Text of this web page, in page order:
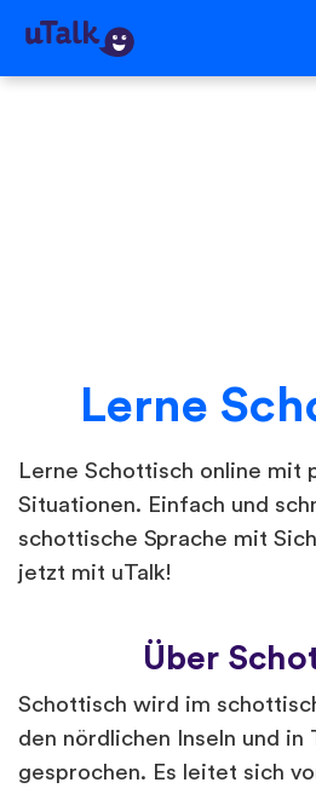
Lerne
Lerne Schottisch online mit
Situationen. Einfach und
schottische Sprache mit
jetzt mit uTalk!
Über
Schottisch wird im
den nördlichen Inseln und in
gesprochen. Es leitet sich